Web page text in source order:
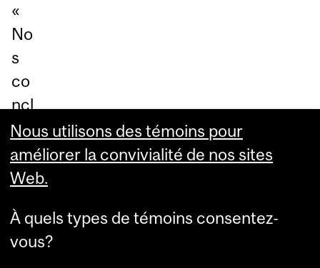
«
No
s
co
ncl
usi
on
s
nt
re
Nous utilisons des témoins pour
améliorer la convivialité de nos sites
Web.
À quels types de témoins consentez-
vous?